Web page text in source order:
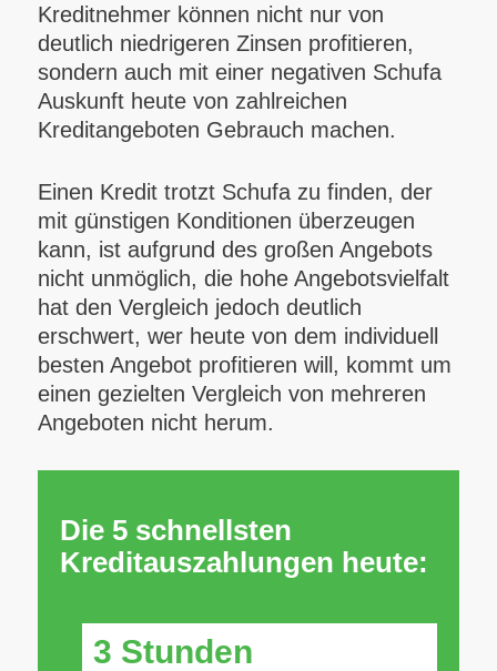
Kreditnehmer können nicht nur von
deutlich niedrigeren Zinsen profitieren,
sondern auch mit einer negativen Schufa
Auskunft heute von zahlreichen
Kreditangeboten Gebrauch machen.
Einen Kredit trotzt Schufa zu finden, der
mit günstigen Konditionen überzeugen
kann, ist aufgrund des großen Angebots
nicht unmöglich, die hohe Angebotsvielfalt
hat den Vergleich jedoch deutlich
erschwert, wer heute von dem individuell
besten Angebot profitieren will, kommt um
einen gezielten Vergleich von mehreren
Angeboten nicht herum.
Die 5 schnellsten
Kreditauszahlungen heute:
3 Stunden